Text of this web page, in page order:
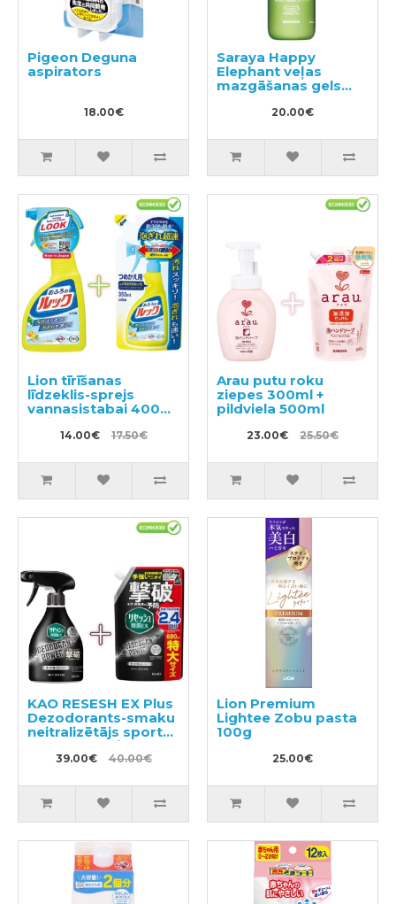
Pigeon Deguna
aspirators
18.00€
Saraya Happy
Elephant veļas
mazgāšanas gels
20.00€
Lion tīrīšanas
līdzeklis-sprejs
vannasistabai 400ml
+ pildviela 350ml
14.00€ 17.50€
Arau putu roku
ziepes 300ml +
pildviela 500ml
23.00€ 25.50€
KAO RESESH EX Plus
Dezodorants-smaku
neitralizētājs sporta
un darba apģērbam
360ml + pildviela
39.00€ 40.00€
Lion Premium
Lightee Zobu pasta
100g
25.00€